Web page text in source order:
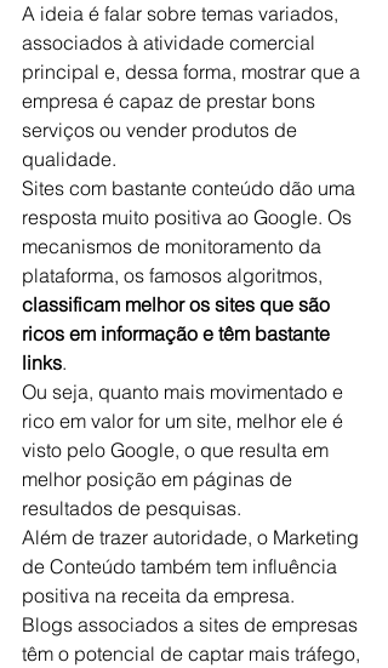
A ideia é falar sobre temas variados,
associados à atividade comercial
principal e, dessa forma, mostrar que a
empresa é capaz de prestar bons
serviços ou vender produtos de
qualidade.
Sites com bastante conteúdo dão uma
resposta muito positiva ao Google. Os
mecanismos de monitoramento da
plataforma, os famosos algoritmos,
classificam melhor os sites que são
ricos em informação e têm bastante
links.
Ou seja, quanto mais movimentado e
rico em valor for um site, melhor ele é
visto pelo Google, o que resulta em
melhor posição em páginas de
resultados de pesquisas.
Além de trazer autoridade, o Marketing
de Conteúdo também tem influência
positiva na receita da empresa.
Blogs associados a sites de empresas
têm o potencial de captar mais tráfego,